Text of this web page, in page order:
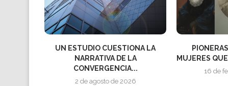
UN ESTUDIO CUESTIONA LA
NARRATIVA DE LA
CONVERGENCIA...
2 de agosto de 2026
PIONERAS DE
MUJERES QUE
16 de